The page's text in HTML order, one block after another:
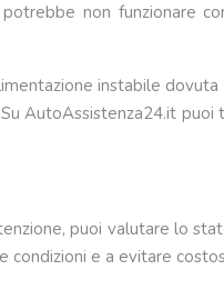
non funzionare
instabile
AutoAssistenza24.it puoi
puoi valutare lo
e a evitare